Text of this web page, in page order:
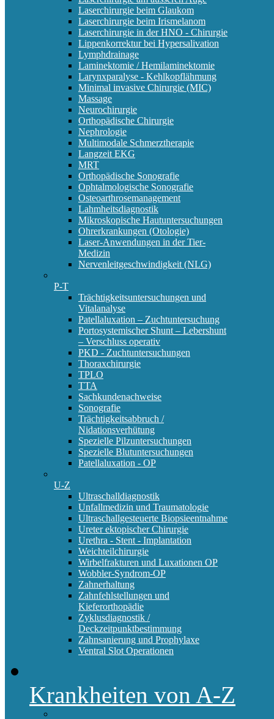
Laserchirurgie beim Glaukom
Laserchirurgie beim Irismelanom
Laserchirurgie in der HNO - Chirurgie
Lippenkorrektur bei Hypersalivation
Lymphdrainage
Laminektomie / Hemilaminektomie
Larynxparalyse - Kehlkopflähmung
Minimal invasive Chirurgie (MIC)
Massage
Neurochirurgie
Orthopädische Chirurgie
Nephrologie
Multimodale Schmerztherapie
Langzeit EKG
MRT
Orthopädische Sonografie
Ophtalmologische Sonografie
Osteoarthrosemanagement
Lahmheitsdiagnostik
Mikroskopische Hautuntersuchungen
Ohrerkrankungen (Otologie)
Laser-Anwendungen in der Tier-
Medizin
Nervenleitgeschwindigkeit (NLG)
P-T
Trächtigkeitsuntersuchungen und
Vitalanalyse
Patellaluxation – Zuchtuntersuchung
Portosystemischer Shunt – Lebershunt
– Verschluss operativ
PKD - Zuchtuntersuchungen
Thoraxchirurgie
TPLO
TTA
Sachkundenachweise
Sonografie
Trächtigkeitsabbruch /
Nidationsverhütung
Spezielle Pilzuntersuchungen
Spezielle Blutuntersuchungen
Patellaluxation - OP
U-Z
Ultraschalldiagnostik
Unfallmedizin und Traumatologie
Ultraschallgesteuerte Biopsieentnahme
Ureter ektopischer Chirurgie
Urethra - Stent - Implantation
Weichteilchirurgie
Wirbelfrakturen und Luxationen OP
Wobbler-Syndrom-OP
Zahnerhaltung
Zahnfehlstellungen und
Kieferorthopädie
Zyklusdiagnostik /
Deckzeitpunktbestimmung
Zahnsanierung und Prophylaxe
Ventral Slot Operationen
Krankheiten von A-Z